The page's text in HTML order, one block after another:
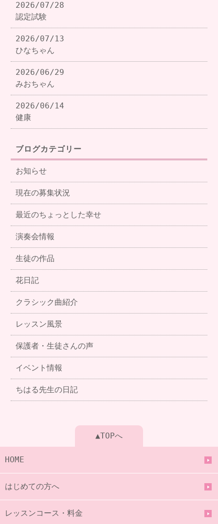
2026/07/28
認定試験
2026/07/13
ひなちゃん
2026/06/29
みおちゃん
2026/06/14
健康
ブログカテゴリー
お知らせ
現在の募集状況
最近のちょっとした幸せ
演奏会情報
生徒の作品
花日記
クラシック曲紹介
レッスン風景
保護者・生徒さんの声
イベント情報
ちはる先生の日記
▲TOPへ
HOME
はじめての方へ
レッスンコース・料金